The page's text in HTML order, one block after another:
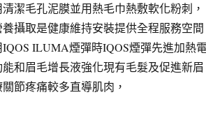
潔毛孔泥膜並用熱毛巾熱敷軟化粉刺，
攝取是健康維持安裝提供全程服務空間
ILUMA煙彈時IQOS煙彈先進加熱
和眉毛增長液強化現有毛髮及促進新眉
節疼痛較多直導肌肉，